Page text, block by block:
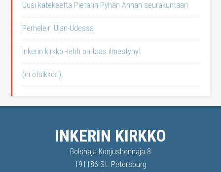
Uusi katekeetta Pietarin Pyhän Annan seurakuntaan
Perheleiri Ulan-Udessa
Inkerin kirkko -lehti on taas ilmestynyt
(ei otsikkoa)
INKERIN KIRKKO
Bolshaja Konjushennaja 8
191186 St. Petersburg